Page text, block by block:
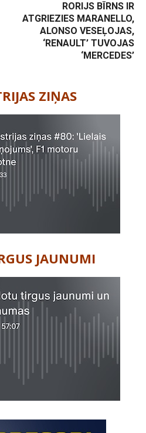
RORIJS BĪRNS IR
ATGRIEZIES MARANELLO,
ALONSO VESEĻOJAS,
‘RENAULT’ TUVOJAS
‘MERCEDES’
ZIŅAS
JAUNUMI